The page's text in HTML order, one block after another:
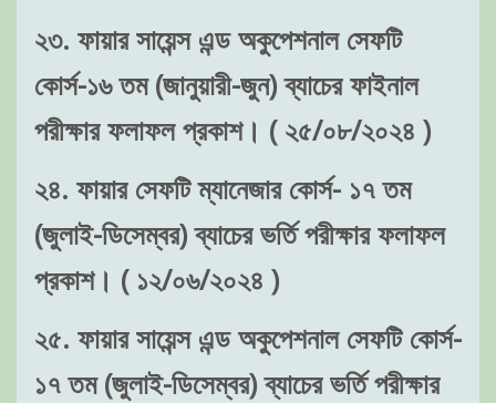
২৩. ফায়ার সায়েন্স এন্ড অকুপেশনাল সেফটি
কোর্স-১৬ তম (জানুয়ারী-জুন) ব্যাচের ফাইনাল
পরীক্ষার ফলাফল প্রকাশ। ( ২৫/০৮/২০২৪ )
২৪. ফায়ার সেফটি ম্যানেজার কোর্স- ১৭ তম
(জুলাই-ডিসেম্বর) ব্যাচের ভর্তি পরীক্ষার ফলাফল
প্রকাশ। ( ১২/০৬/২০২৪ )
২৫. ফায়ার সায়েন্স এন্ড অকুপেশনাল সেফটি কোর্স-
১৭ তম (জুলাই-ডিসেম্বর) ব্যাচের ভর্তি পরীক্ষার